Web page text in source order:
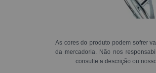
As cores do produto podem sofrer
da mercadoria. Não nos
consulte a descrição ou